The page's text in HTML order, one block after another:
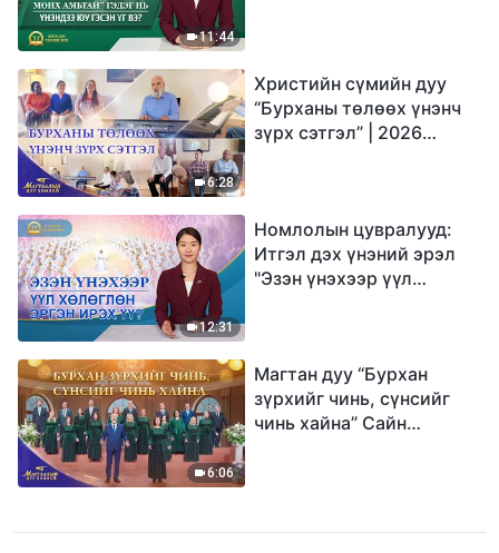
11:44
6:28
Христийн сүмийн дуу
“Бурханы төлөөх үнэнч
зүрх сэтгэл” | 2026
12:31
Номлолын цувралууд:
Итгэл дэх үнэний эрэл
"Эзэн үнэхээр үүл
6:06
Магтан дуу “Бурхан
зүрхийг чинь, сүнсийг
чинь хайна” Сайн